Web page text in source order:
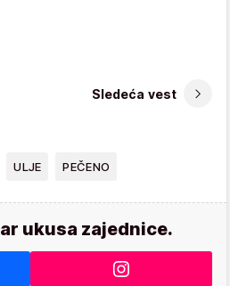
Sledeća vest
ULJE PEČENO
ukusa zajednice.